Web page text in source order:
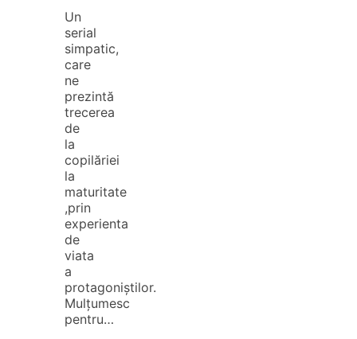
Un
serial
simpatic,
care
ne
prezintă
trecerea
de
la
copilăriei
la
maturitate
,prin
experienta
de
viata
a
protagoniștilor.
Mulțumesc
pentru…